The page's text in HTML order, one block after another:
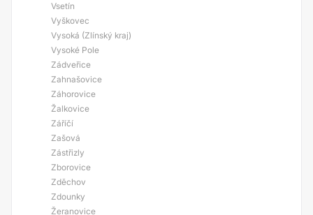
Vsetín
Vyškovec
Vysoká (Zlínský kraj)
Vysoké Pole
Zádveřice
Zahnašovice
Záhorovice
Žalkovice
Záříčí
Zašová
Zástřizly
Zborovice
Zděchov
Zdounky
Žeranovice